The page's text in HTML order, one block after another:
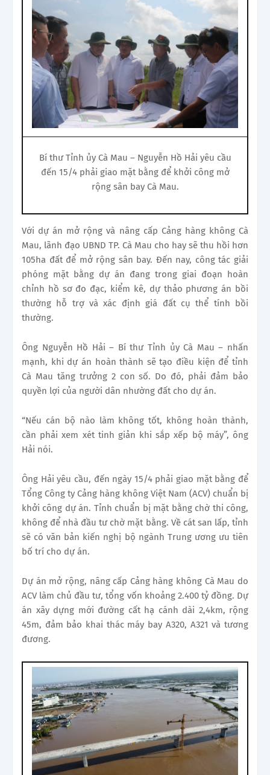
Bí thư Tỉnh ủy Cà Mau – Nguyễn Hồ Hải yêu cầu
đến 15/4 phải giao mặt bằng để khởi công mở
rộng sân bay Cà Mau.
Với dự án mở rộng và nâng cấp Cảng hàng không Cà
Mau, lãnh đạo UBND TP. Cà Mau cho hay sẽ thu hồi hơn
105ha đất để mở rộng sân bay. Đến nay, công tácgiải
phóng mặt bằng dự án đang trong giai đoạn hoàn
chỉnh hồ sơ đo đạc, kiểm kê, dự thảo phương án bồi
thường hỗ trợ và xác định giá đất cụ thể tính bồi
thường.
Ông Nguyễn Hồ Hải – Bí thư Tỉnh ủy Cà Mau – nhấn
mạnh, khi dự án hoàn thành sẽ tạo điều kiện để tỉnh
Cà Mau tăng trưởng 2 con số. Do đó, phải đảm bảo
quyền lợi của người dân nhường đất cho dự án.
“Nếu cán bộ nào làm không tốt, không hoàn thành,
cần phải xem xét tinh giản khi sắp xếp bộ máy”, ông
Hải nói.
Ông Hải yêu cầu, đến ngày 15/4 phải giao mặt bằng để
Tổng Công ty Cảng hàng không Việt Nam (ACV) chuẩn bị
khởi công dự án. Tỉnh chuẩn bị mặt bằng chờ thi công,
không để nhà đầu tư chờ mặt bằng. Về cát san lấp, tỉnh
sẽ có văn bản kiến nghị bộ ngành Trung ương ưu tiên
bố trí cho dự án.
Dự án mở rộng, nâng cấp Cảng hàng không Cà Mau do
ACV làm chủ đầu tư, tổng vốn khoảng 2.400 tỷ đồng. Dự
án xây dựng mới đường cất hạ cánh dài 2,4km, rộng
45m, đảm bảo khai thác máy bay A320, A321 và tương
đương.